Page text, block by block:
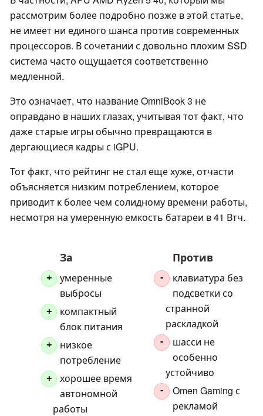
рассмотрим более подробно позже в этой статье,
не имеет ни единого шанса против современных
процессоров. В сочетании с довольно плохим SSD
система часто ощущается соответственно
медленной.
Это означает, что название OmniBook 3 не
оправдано в наших глазах, учитывая тот факт, что
даже старые игры обычно превращаются в
дергающиеся кадры с iGPU.
Тот факт, что рейтинг не стал еще хуже, отчасти
объясняется низким потреблением, которое
приводит к более чем солидному времени работы,
несмотря на умеренную емкость батареи в 41 Втч.
За
+
умеренные
выбросы
+
компактный
блок питания
+
низкое
потребление
+
хорошее время
автономной
работы
Против
-
клавиатура без
подсветки со
странной
раскладкой
-
шасси не
особенно
устойчиво
-
Omen Gaming с
рекламой